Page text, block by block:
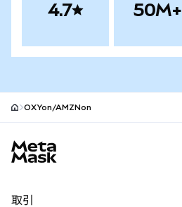
4.7 50M+
OXYon/AMZNon
取引